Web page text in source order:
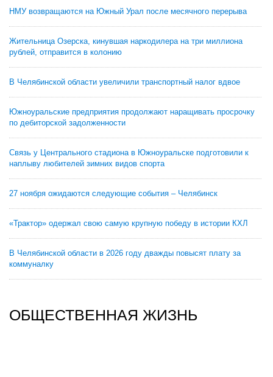
НМУ возвращаются на Южный Урал после месячного перерыва
Жительница Озерска, кинувшая наркодилера на три миллиона
рублей, отправится в колонию
В Челябинской области увеличили транспортный налог вдвое
Южноуральские предприятия продолжают наращивать просрочку
по дебиторской задолженности
Связь у Центрального стадиона в Южноуральске подготовили к
наплыву любителей зимних видов спорта
27 ноября ожидаются следующие события – Челябинск
«Трактор» одержал свою самую крупную победу в истории КХЛ
В Челябинской области в 2026 году дважды повысят плату за
коммуналку
ОБЩЕСТВЕННАЯ ЖИЗНЬ